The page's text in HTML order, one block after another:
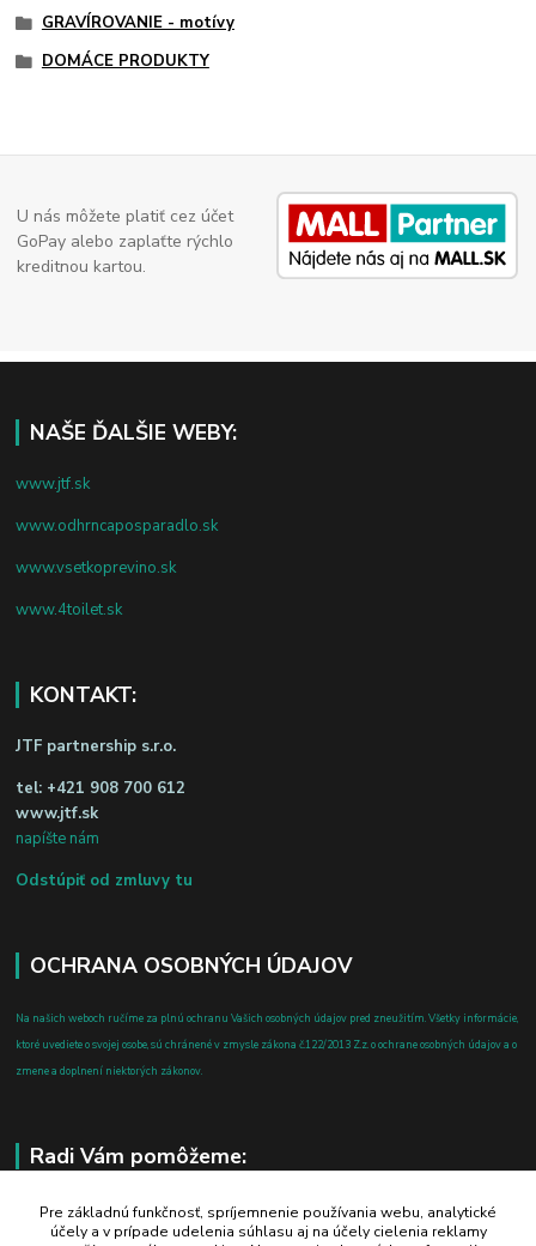
GRAVÍROVANIE - motívy
DOMÁCE PRODUKTY
U nás môžete platiť cez účet
GoPay alebo zaplaťte rýchlo
kreditnou kartou.
NAŠE ĎALŠIE WEBY:
www.jtf.sk
www.odhrncaposparadlo.sk
www.vsetkoprevino.sk
www.4toilet.sk
KONTAKT:
JTF partnership s.r.o.
tel: +421 908 700 612
www.jtf.sk
napíšte nám
Odstúpiť od zmluvy tu
OCHRANA OSOBNÝCH ÚDAJOV
Na našich weboch ručíme za plnú ochranu Vašich osobných údajov pred zneužitím. Všetky informácie,
ktoré uvediete o svojej osobe, sú chránené v zmysle zákona č.122/2013 Z.z. o ochrane osobných údajov a o
zmene a doplnení niektorých zákonov.
Radi Vám pomôžeme:
+421 908 700 612
po-pia: 8.00 - 16.00
Pre základnú funkčnosť, spríjemnenie používania webu, analytické
účely a v prípade udelenia súhlasu aj na účely cielenia reklamy